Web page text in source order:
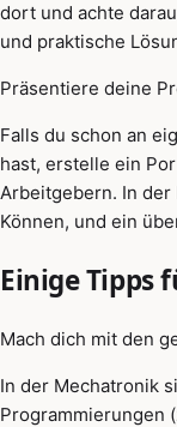
dort und achte
und praktische
Präsentiere deine
Falls du schon an
hast, erstelle ein
Arbeitgebern. In
Können, und ein
Einige Tipps
Mach dich mit den
In der Mechatronik
Programmierungen